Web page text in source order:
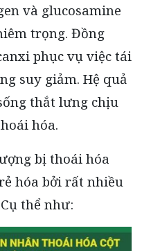
và glucosamine
trọng. Đồng
phục vụ việc tái
suy giảm. Hệ quả
thắt lưng chịu
hóa.
bị thoái hóa
hóa bởi rất nhiều
thể như: